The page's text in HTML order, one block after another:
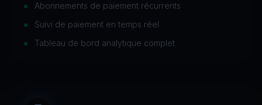
Abonnements de paiement récurrents
Suivi de paiement en temps réel
Tableau de bord analytique complet